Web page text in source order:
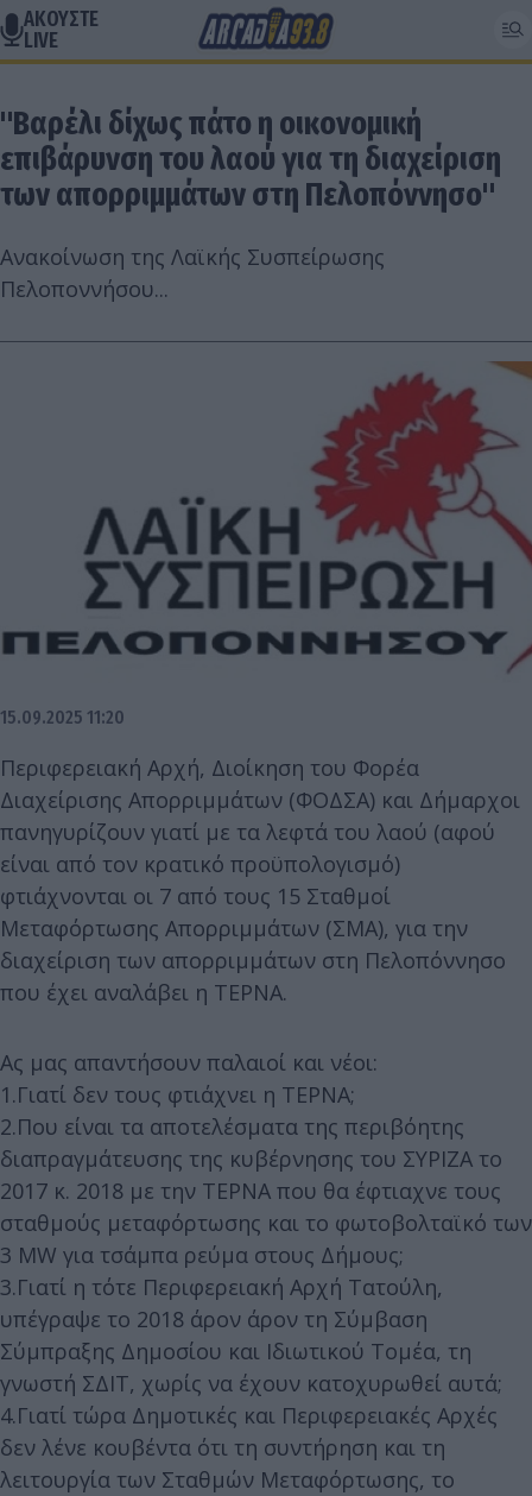
ΑΚΟΥΣΤΕ
LIVE
"Βαρέλι δίχως πάτο η οικονομική
επιβάρυνση του λαού για τη διαχείριση
των απορριμμάτων στη Πελοπόννησο"
Ανακοίνωση της Λαϊκής Συσπείρωσης
Πελοποννήσου...
15.09.2025 11:20
Περιφερειακή Αρχή, Διοίκηση του Φορέα
Διαχείρισης Απορριμμάτων (ΦΟΔΣΑ) και Δήμαρχοι
πανηγυρίζουν γιατί με τα λεφτά του λαού (αφού
είναι από τον κρατικό προϋπολογισμό)
φτιάχνονται οι 7 από τους 15 Σταθμοί
Μεταφόρτωσης Απορριμμάτων (ΣΜΑ), για την
διαχείριση των απορριμμάτων στη Πελοπόννησο
που έχει αναλάβει η ΤΕΡΝΑ.
Ας μας απαντήσουν παλαιοί και νέοι:
1.Γιατί δεν τους φτιάχνει η ΤΕΡΝΑ;
2.Που είναι τα αποτελέσματα της περιβόητης
διαπραγμάτευσης της κυβέρνησης του ΣΥΡΙΖΑ το
2017 κ. 2018 με την ΤΕΡΝΑ που θα έφτιαχνε τους
σταθμούς μεταφόρτωσης και το φωτοβολταϊκό των
3 MW για τσάμπα ρεύμα στους Δήμους;
3.Γιατί η τότε Περιφερειακή Αρχή Τατούλη,
υπέγραψε το 2018 άρον άρον τη Σύμβαση
Σύμπραξης Δημοσίου και Ιδιωτικού Τομέα, τη
γνωστή ΣΔΙΤ, χωρίς να έχουν κατοχυρωθεί αυτά;
4.Γιατί τώρα Δημοτικές και Περιφερειακές Αρχές
δεν λένε κουβέντα ότι τη συντήρηση και τη
λειτουργία των Σταθμών Μεταφόρτωσης, το